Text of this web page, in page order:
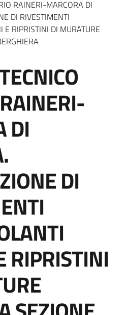
RAINERI-MARCORA DI
DI RIVESTIMENTI
E RIPRISTINI DI MURATURE
DI
DI
RIPRISTINI